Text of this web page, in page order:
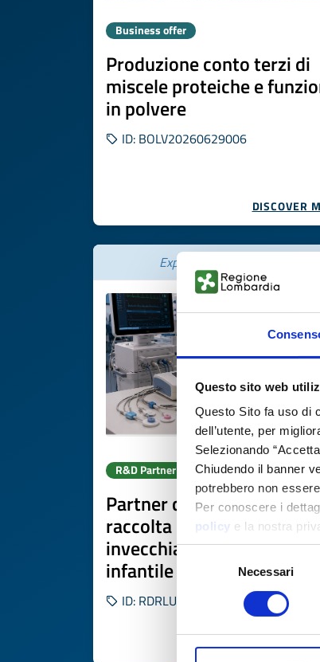
Questo sito web
Questo Sito fa uso di
dell’utente, per
Selezionando
Chiudendo il banner
potrebbero non
Per conoscere i
policy e la nostra
Selezione
Necessari
Business offer
Produzione conto terzi di
miscele proteiche e
in polvere
ID: BOLV20260629006
DISCOVER
Expires on
R&D Partner search
Partner clinici cercasi per
raccolta dati su
invecchiamento materno
infantile
ID: RDRLU20260626015
DISCOVER